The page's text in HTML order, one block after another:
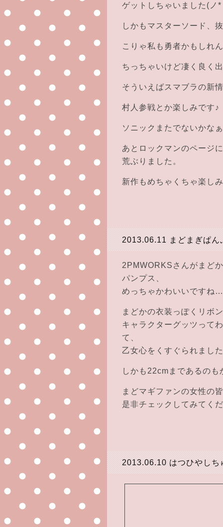
ゲットしちゃいました(
しかもマスターソード、
こりゃ私も勇者かもしれ
ちっちゃいけど凄く良く
そういえばスマブラの新
村人参戦とか楽しみです♪
ソニックまたでないかな
あとロックマンのページ
荒ぶりました。
新作もめちゃくちゃ楽し
2013.06.11 まどまぎぱん
2PMWORKSさんがまど
パンプス、
めっちゃかわいいですね
まどかの衣装っぽくリボ
キャラクターグッツって
て、
乙女心をくすぐられまし
しかも22cmまであるの
まどマギファンの女性の
是非チェックしてみてく
2013.06.10 はつひやしち